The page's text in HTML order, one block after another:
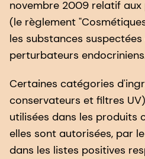
novembre 2009 relatif
(le règlement
les substances
perturbateurs
Certaines catégories
conservateurs et filtres
utilisées dans les produits
elles sont autorisées, par
dans les listes positives